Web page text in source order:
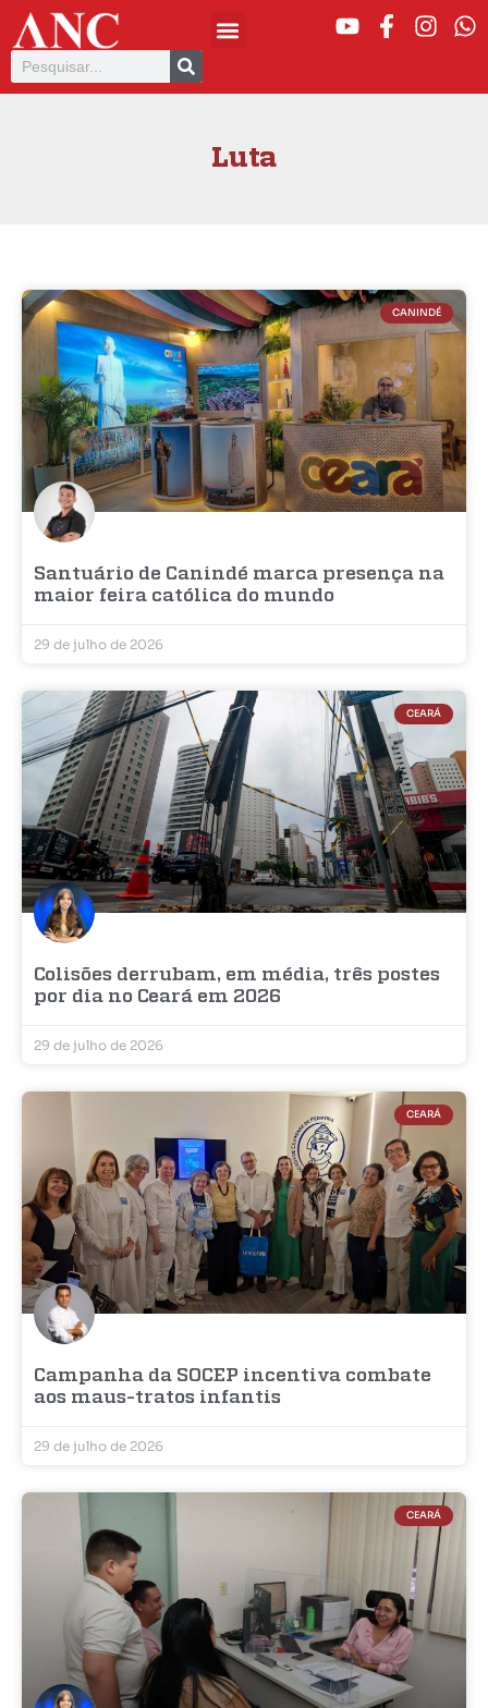
Luta
CANINDÉ
Santuário de Canindé marca presença na
maior feira católica do mundo
29 de julho de 2026
CEARÁ
Colisões derrubam, em média, três postes
por dia no Ceará em 2026
29 de julho de 2026
CEARÁ
Campanha da SOCEP incentiva combate
aos maus-tratos infantis
29 de julho de 2026
CEARÁ